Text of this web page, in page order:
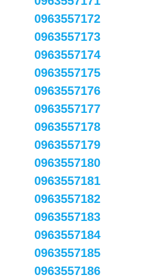
0963557172
0963557173
0963557174
0963557175
0963557176
0963557177
0963557178
0963557179
0963557180
0963557181
0963557182
0963557183
0963557184
0963557185
0963557186